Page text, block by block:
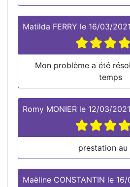
Matilda FERRY le 16/03/2021
Mon problème a été
temps
Romy MONIER le 12/03/2021
prestation au
Maëline CONSTANTIN le 16/